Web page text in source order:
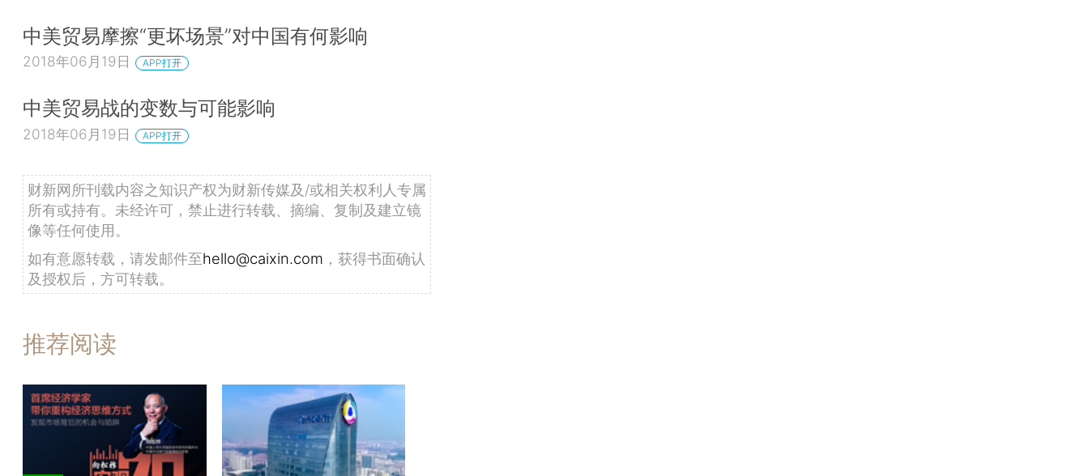
中美贸易摩擦“更坏场景”对中国有何影响
2018年06月19日 APP打开
中美贸易战的变数与可能影响
2018年06月19日 APP打开
财新网所刊载内容之知识产权为财新传媒及/或相关权利人专属
所有或持有。未经许可，禁止进行转载、摘编、复制及建立镜
像等任何使用。
如有意愿转载，请发邮件至hello@caixin.com ，获得书面确认
及授权后，方可转载。
推荐阅读